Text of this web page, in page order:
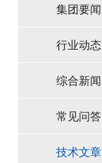
集团要闻
行业动态
综合新闻
常见问答
技术文章